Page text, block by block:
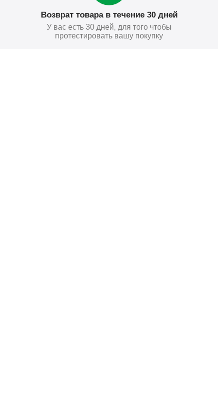
Возврат товара в течение 30 дней
У вас есть 30 дней, для того чтобы
протестировать вашу покупку